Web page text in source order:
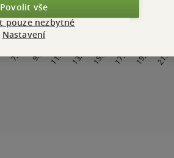
Povolit vše
pouze nezbytné
Nastavení